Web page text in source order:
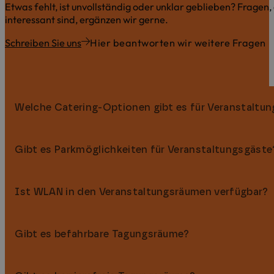
Etwas fehlt, ist unvollständig oder unklar geblieben?
interessant sind, ergänzen wir gerne.
Schreiben Sie uns
Hier beantworten wir weitere Fragen
Welche Catering-Optionen gibt es für
Bei Messen, Konferenzen und Tagungen übernehmen
Gibt es Parkmöglichkeiten für
Ja, direkt am Hotel stehen rund 300 Parkplätze zur
Ist WLAN in den Veranstaltungsräumen verfügbar?
Ja, in allen Tagungs- und Veranstaltungsräumen steht
Gibt es befahrbare Tagungsräume?